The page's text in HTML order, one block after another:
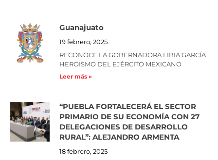
Guanajuato
19 febrero, 2025
RECONOCE LA GOBERNADORA LIBIA GARCÍA
HEROISMO DEL EJÉRCITO MEXICANO
Leer más »
“PUEBLA FORTALECERÁ EL SECTOR
PRIMARIO DE SU ECONOMÍA CON 27
DELEGACIONES DE DESARROLLO
RURAL”: ALEJANDRO ARMENTA
18 febrero, 2025
PagePagePagePage